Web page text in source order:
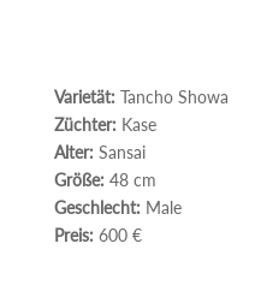
Varietät: Tancho Showa
Züchter: Kase
Alter: Sansai
Größe: 48 cm
Geschlecht: Male
Preis: 600 €